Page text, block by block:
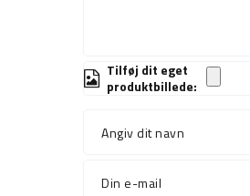
Tilføj dit eget
produktbillede:
Angiv dit navn
Din e-mail